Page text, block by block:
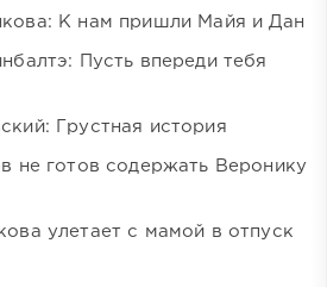
К нам пришли Майя и Дан
Пусть впереди тебя
Грустная история
не готов содержать Веронику
улетает с мамой в отпуск